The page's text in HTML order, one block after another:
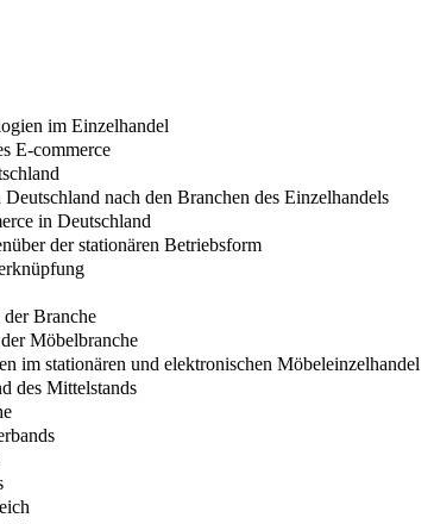
im Einzelhandel
E-commerce
nach den Branchen des Einzelhandels
in Deutschland
der stationären Betriebsform
Branche
Möbelbranche
im stationären und elektronischen Möbeleinzelhandel
des Mittelstands